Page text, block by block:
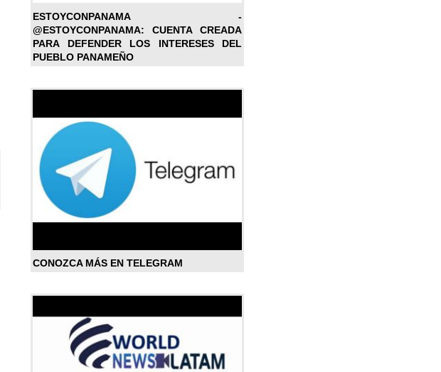
ESTOYCONPANAMA -
@ESTOYCONPANAMA: CUENTA CREADA
PARA DEFENDER LOS INTERESES DEL
PUEBLO PANAMEÑO
CONOZCA MÁS EN TELEGRAM